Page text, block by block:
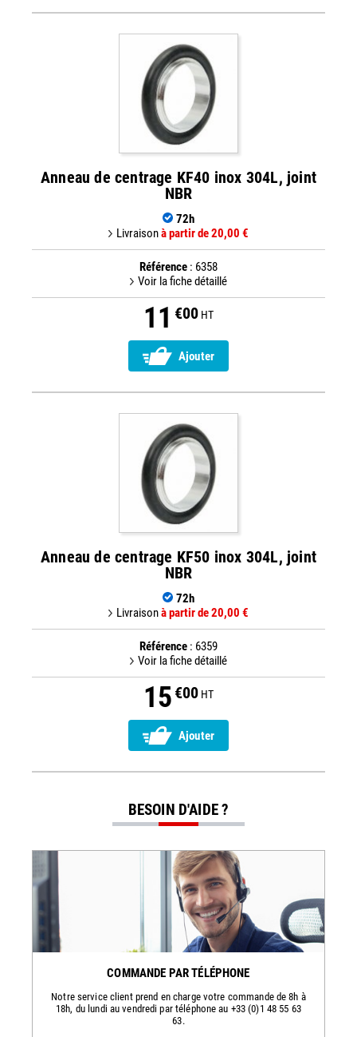
Anneau de centrage KF40 inox 304L, joint
NBR
72h
Livraisonà partir de 20,00 €
Référence : 6358
Voir la fiche détaillé
11 €00 HT
Ajouter
Anneau de centrage KF50 inox 304L, joint
NBR
72h
Livraisonà partir de 20,00 €
Référence : 6359
Voir la fiche détaillé
15 €00 HT
Ajouter
BESOIN D'AIDE ?
COMMANDE PAR TÉLÉPHONE
Notre service client prend en charge votre commande de 8h à
18h, du lundi au vendredi par téléphone au +33 (0)1 48 55 63
63.